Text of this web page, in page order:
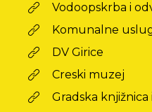
Vodoopskrba i
Komunalne
DV Girice
Creski muzej
Gradska